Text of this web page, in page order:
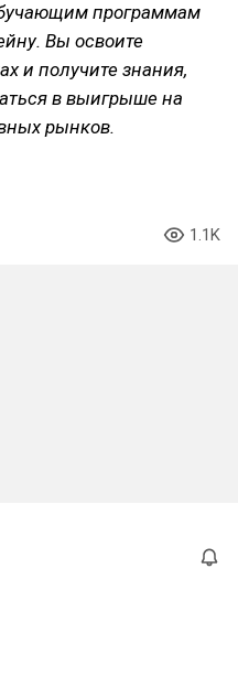
программам
Вы освоите
и получите знания,
в выигрыше на
рынков.
1.1K